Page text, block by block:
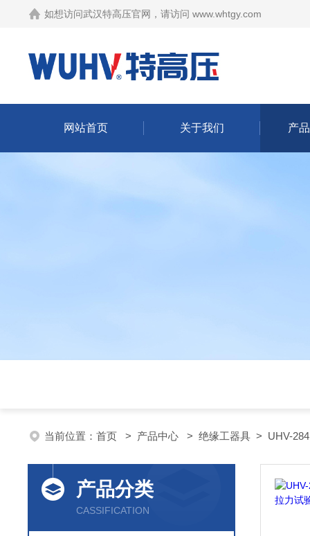
如想访问武汉特高压官网，请访问 www.whtgy.com
网站首页 关于我们 产
当前位置： 首页 > 产品中心 > 绝缘工器具 > UHV-
产品分类
CASSIFICATION